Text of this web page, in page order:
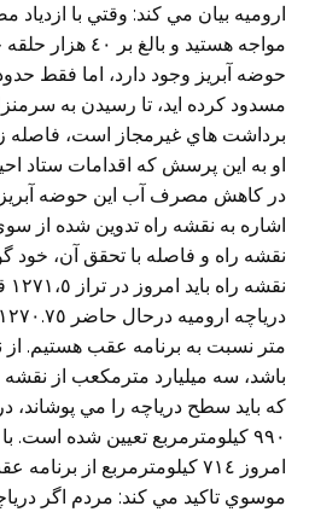
اروميه بيان مي کند: وقتي با
مواجه هستيد و
حوضه آبريز وجود دارد، اما فقط
مسدود کرده ايد، تا رسيدن به
برداشت هاي غيرمجاز است، فاصله
او به اين پرسش که اقدامات ستاد
در کاهش مصرف آب اين حوضه آبريز
اشاره به نقشه راه تدوين شده از
نقشه راه و فاصله با تحقق آن،
متر نسبت به برنامه عقب هستيم. از
باشد، سه ميليارد مترمکعب از
که بايد سطح درياچه را مي پوشاند،
٩٩٠ کيلومترمربع تعيين شده است.
امروز ٧١٤ کيلومترمربع از برنامه عقب هستيم.
موسوي تاکيد مي کند: مردم اگر